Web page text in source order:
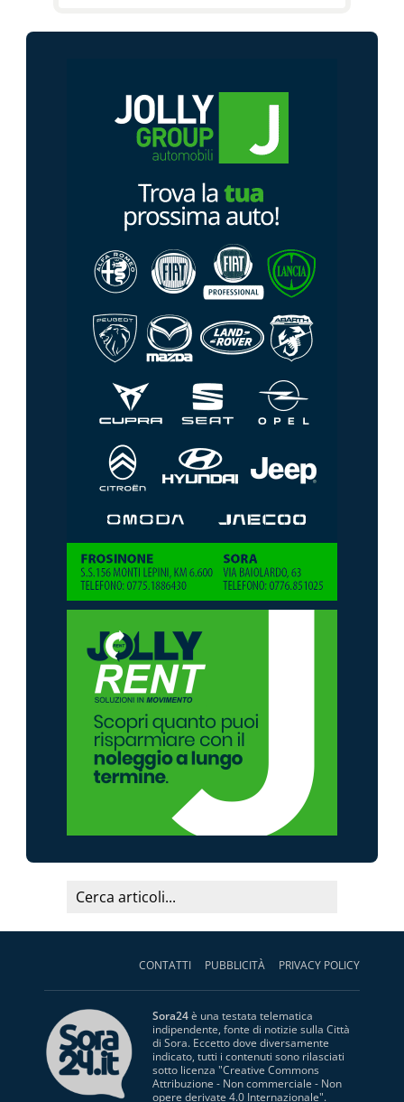
CONTATTI PUBBLICITÀ PRIVACY POLICY
Sora24è una testata telematica
indipendente, fonte di notizie sulla Città
di Sora. Eccetto dove diversamente
indicato, tutti i contenuti sono rilasciati
sotto licenza "Creative Commons
Attribuzione - Non commerciale - Non
opere derivate 4.0 Internazionale".